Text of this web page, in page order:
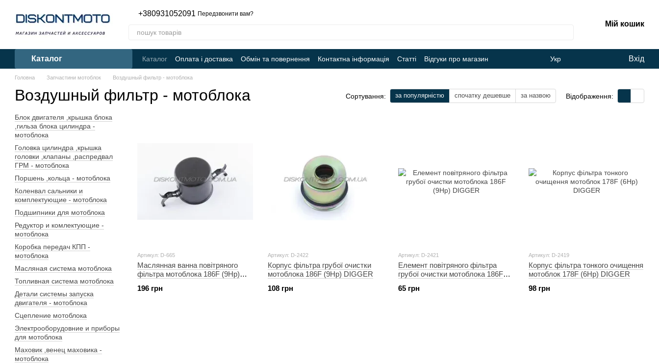
+380931052091 Передзвонити вам?
Мій кошик
Каталог Каталог Оплата і доставка Обмін та повернення Контактна інформація Статті Відгуки про магазин Укр Вхід
Головна Запчастини мотоблок Воздушный фильтр - мотоблока
Воздушный фильтр - мотоблока Сортування: за популярністю спочатку дешевше за назвою Відображення:
Артикул: D-665
Маслянная ванна повітряного
фільтра мотоблока 186F (9Hp)
196 грн
Артикул: D-2422
Корпус фільтра грубої очистки
мотоблока 186F (9Hp) DIGGER
108 грн
Артикул: D-2421
Елемент повітряного фільтра
грубої очистки мотоблока 186F
65 грн
Артикул: D-2419
Корпус фільтра тонкого очищення
мотоблок 178F (6Hp) DIGGER
98 грн
Блок двигателя ,крышка блока
,гильза блока цилиндра -
мотоблока
Головка цилиндра ,крышка
головки ,клапаны ,распредвал
ГРМ - мотоблока
Поршень ,кольца - мотоблока
Коленвал сальники и
комплектующие - мотоблока
Подшипники для мотоблока
Редуктор и комлектующие -
мотоблока
Коробка передач КПП -
мотоблока
Масляная система мотоблока
Топливная система мотоблока
Детали системы запуска
двигателя - мотоблока
Сцепление мотоблока
Электрооборудовние и приборы
для мотоблока
Маховик ,венец маховика -
мотоблока